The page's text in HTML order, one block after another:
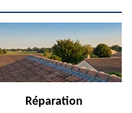
Réparation